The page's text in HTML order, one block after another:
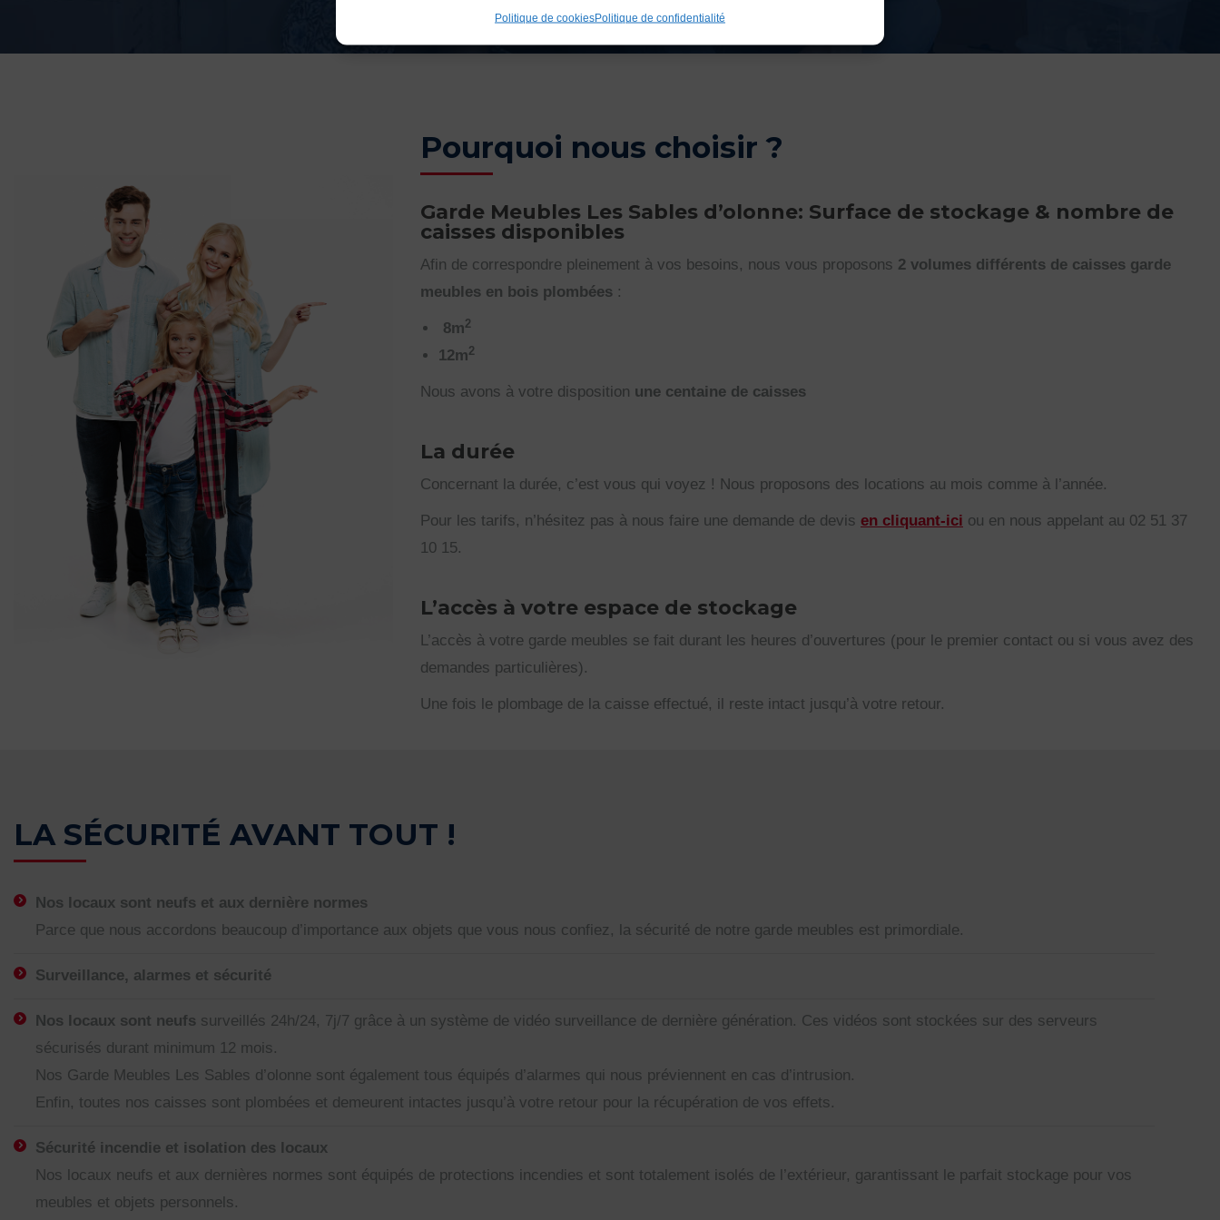
Politique de cookiesPolitique de confidentialité
Pourquoi nous choisir ?
Garde Meubles Les Sables d’olonne: Surface de stockage & nombre de
caisses disponibles
Afin de correspondre pleinement à vos besoins, nous vous proposons 2 volumes différents de caisses garde
meubles en bois plombées :
8m2
12m2
Nous avons à votre disposition une centaine de caisses
La durée
Concernant la durée, c’est vous qui voyez ! Nous proposons des locations au mois comme à l’année.
Pour les tarifs, n’hésitez pas à nous faire une demande de devis en cliquant-ici ou en nous appelant au 02 51 37
10 15.
L’accès à votre espace de stockage
L’accès à votre garde meubles se fait durant les heures d’ouvertures (pour le premier contact ou si vous avez des
demandes particulières).
Une fois le plombage de la caisse effectué, il reste intact jusqu’à votre retour.
LA SÉCURITÉ AVANT TOUT !
Nos locaux sont neufs et aux dernière normes
Parce que nous accordons beaucoup d’importance aux objets que vous nous confiez, la sécurité de notre garde meubles est primordiale.
Surveillance, alarmes et sécurité
Nos locaux sont neufs surveillés 24h/24, 7j/7 grâce à un système de vidéo surveillance de dernière génération. Ces vidéos sont stockées sur des serveurs
sécurisés durant minimum 12 mois.
Nos Garde Meubles Les Sables d’olonne sont également tous équipés d’alarmes qui nous préviennent en cas d’intrusion.
Enfin, toutes nos caisses sont plombées et demeurent intactes jusqu’à votre retour pour la récupération de vos effets.
Sécurité incendie et isolation des locaux
Nos locaux neufs et aux dernières normes sont équipés de protections incendies et sont totalement isolés de l’extérieur, garantissant le parfait stockage pour vos
meubles et objets personnels.